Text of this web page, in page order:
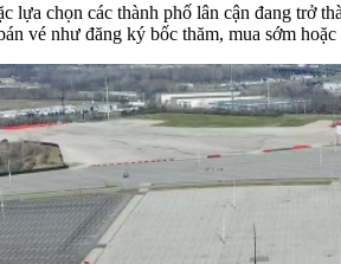
lựa chọn các thành phố lân cận đang
vé như đăng ký bốc thăm, mua sớm